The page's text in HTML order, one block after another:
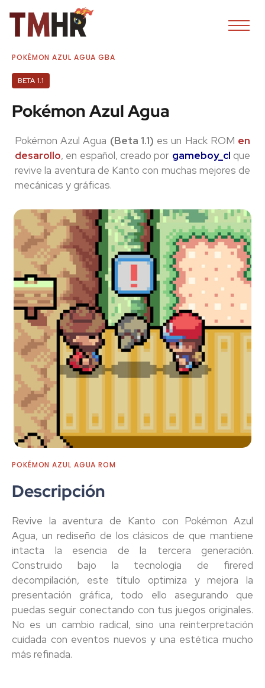
POKÉMON AZUL AGUA GBA
BETA 1.1
Pokémon Azul Agua
Pokémon Azul Agua (Beta 1.1) es un Hack ROM en
desarollo, en español, creado por gameboy_cl que
revive la aventura de Kanto con muchas mejores de
mecánicas y gráficas.
POKÉMON AZUL AGUA ROM
Descripción
Revive la aventura de Kanto con Pokémon Azul
Agua, un rediseño de los clásicos de que mantiene
intacta la esencia de la tercera generación.
Construido bajo la tecnología de firered
decompilación, este título optimiza y mejora la
presentación gráfica, todo ello asegurando que
puedas seguir conectando con tus juegos originales.
No es un cambio radical, sino una reinterpretación
cuidada con eventos nuevos y una estética mucho
más refinada.